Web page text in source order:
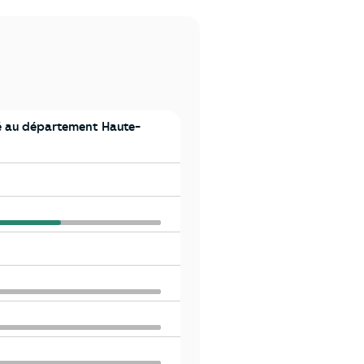
au département Haute-